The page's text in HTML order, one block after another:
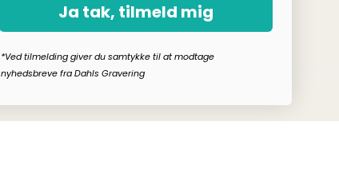
Ja tak, tilmeld mig
*Ved tilmelding giver du samtykke til at modtage
nyhedsbreve fra Dahls Gravering